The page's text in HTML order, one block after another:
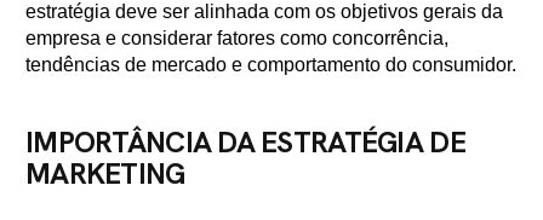
estratégia deve ser alinhada com os objetivos gerais da
empresa e considerar fatores como concorrência,
tendências de mercado e comportamento do consumidor.
IMPORTÂNCIA DA ESTRATÉGIA DE
MARKETING